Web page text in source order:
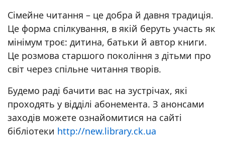
Сімейне читання – це добра й давня традиція.
Це форма спілкування, в якій беруть участь як
мінімум троє: дитина, батьки й автор книги.
Це розмова старшого покоління з дітьми про
світ через спільне читання творів.
Будемо раді бачити вас на зустрічах, які
проходять у відділі абонемента. З анонсами
заходів можете ознайомитися на сайті
бібліотеки http://new.library.ck.ua